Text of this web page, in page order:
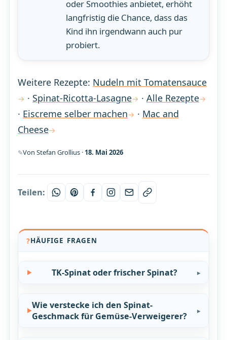
oder Smoothies anbietet, erhöht
langfristig die Chance, dass das
Kind ihn irgendwann auch pur
probiert.
Weitere Rezepte: Nudeln mit Tomatensauce
· Spinat-Ricotta-Lasagne · Alle Rezepte
· Eiscreme selber machen · Mac and
Cheese
Von Stefan Grollius · 18. Mai 2026
Teilen:
HÄUFIGE FRAGEN
TK-Spinat oder frischer Spinat?
Wie verstecke ich den Spinat-
Geschmack für Gemüse-Verweigerer?